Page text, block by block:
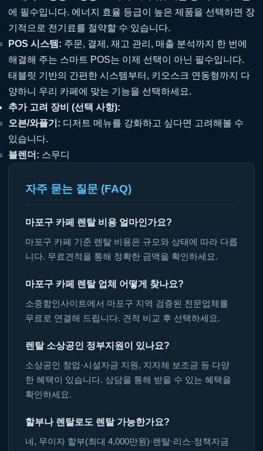
에 필수입니다. 에너지 효율 등급이 높은 제품을 선택하면 장
기적으로 전기료를 절약할 수 있습니다.
POS 시스템: 주문, 결제, 재고 관리, 매출 분석까지 한 번에
해결해 주는 스마트 POS는 이제 선택이 아닌 필수입니다.
태블릿 기반의 간편한 시스템부터, 키오스크 연동형까지 다
양하니 우리 카페에 맞는 기능을 선택하세요.
추가 고려 장비 (선택 사항):
오븐/와플기: 디저트 메뉴를 강화하고 싶다면 고려해볼 수
있습니다.
블렌더: 스무디
자주 묻는 질문 (FAQ)
마포구 카페 렌탈 비용 얼마인가요?
마포구 카페 기준 렌탈 비용은 규모와 상태에 따라 다릅
니다. 무료견적을 통해 정확한 금액을 확인하세요.
마포구 카페 렌탈 업체 어떻게 찾나요?
소중함인사이트에서 마포구 지역 검증된 전문업체를
무료로 연결해 드립니다. 견적 비교 후 선택하세요.
렌탈 소상공인 정부지원이 있나요?
소상공인 창업·시설자금 지원, 지자체 보조금 등 다양
한 혜택이 있습니다. 상담을 통해 받을 수 있는 혜택을
확인하세요.
할부나 렌탈로도 렌탈 가능한가요?
네, 무이자 할부(최대 4,000만원)·렌탈·리스·정책자금